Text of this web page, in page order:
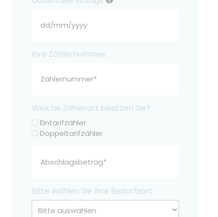
MM
Schrägstrich
Ihre Zählernummer
Welche Zählerart besitzen Sie?
Eintarifzähler
Doppeltarifzähler
Bitte wählen Sie Ihre Bedarfsart